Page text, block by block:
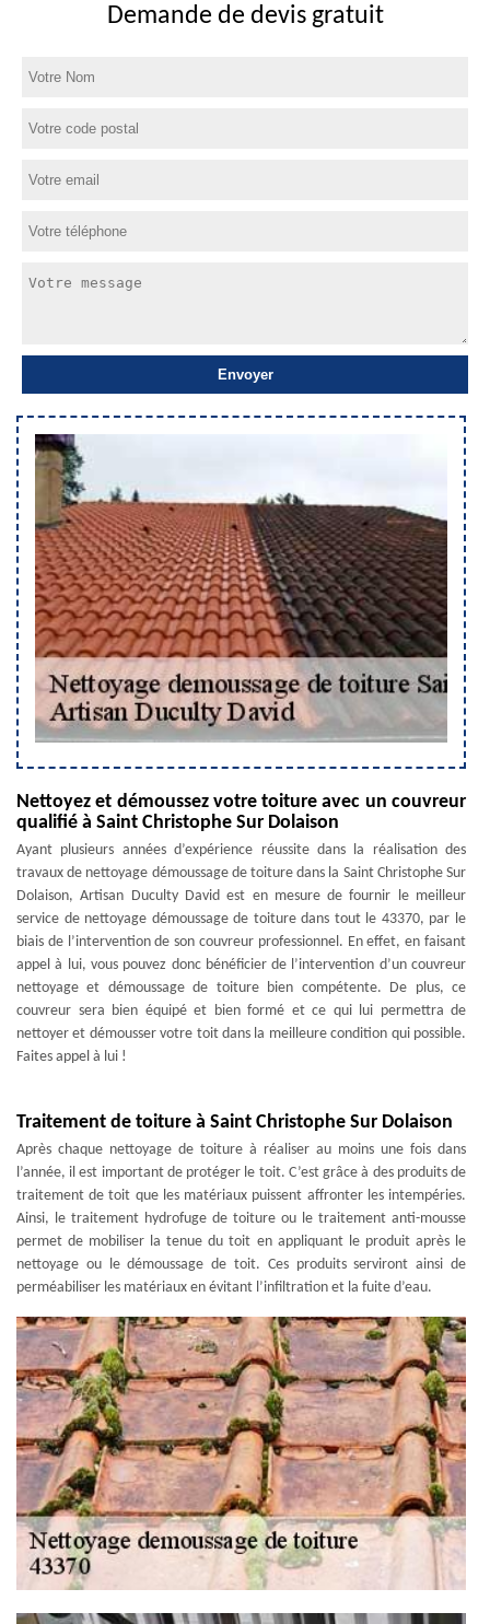
Demande de devis gratuit
Nettoyez et démoussez votre toiture avec un couvreur
qualifié à Saint Christophe Sur Dolaison
Ayant plusieurs années d’expérience réussite dans la réalisation des
travaux de nettoyage démoussage de toiture dans la Saint Christophe Sur
Dolaison, Artisan Duculty David est en mesure de fournir le meilleur
service de nettoyage démoussage de toiture dans tout le 43370, par le
biais de l’intervention de son couvreur professionnel. En effet, en faisant
appel à lui, vous pouvez donc bénéficier de l’intervention d’un couvreur
nettoyage et démoussage de toiture bien compétente. De plus, ce
couvreur sera bien équipé et bien formé et ce qui lui permettra de
nettoyer et démousser votre toit dans la meilleure condition qui possible.
Faites appel à lui !
Traitement de toiture à Saint Christophe Sur Dolaison
Après chaque nettoyage de toiture à réaliser au moins une fois dans
l’année, il est important de protéger le toit. C’est grâce à des produits de
traitement de toit que les matériaux puissent affronter les intempéries.
Ainsi, le traitement hydrofuge de toiture ou le traitement anti-mousse
permet de mobiliser la tenue du toit en appliquant le produit après le
nettoyage ou le démoussage de toit. Ces produits serviront ainsi de
perméabiliser les matériaux en évitant l’infiltration et la fuite d’eau.